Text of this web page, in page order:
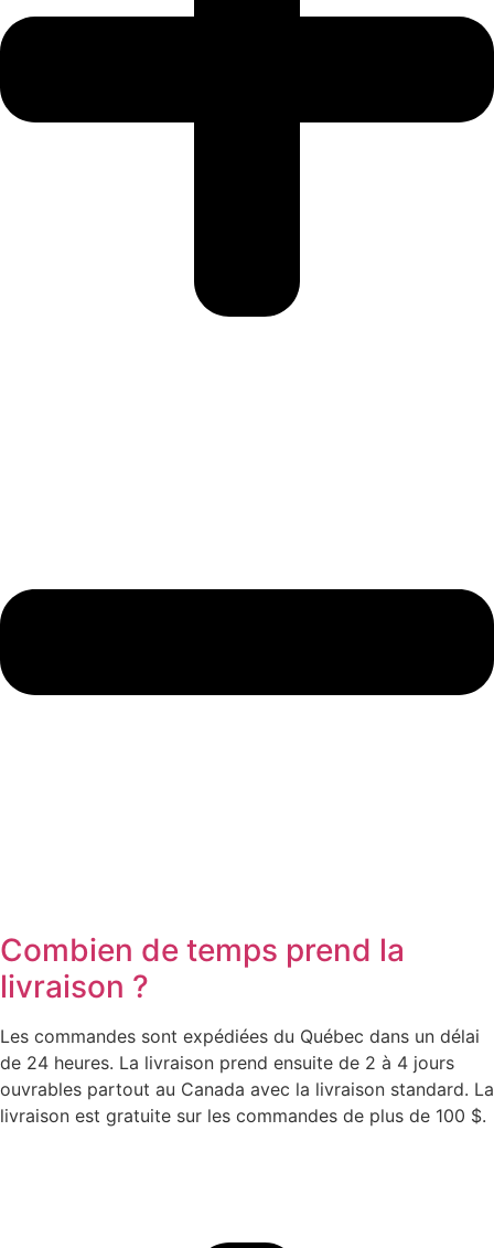
Combien de temps prend la
livraison ?
Les commandes sont expédiées du Québec dans un délai
de 24 heures. La livraison prend ensuite de 2 à 4 jours
ouvrables partout au Canada avec la livraison standard. La
livraison est gratuite sur les commandes de plus de 100 $.